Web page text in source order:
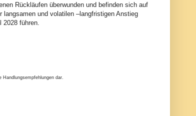
Rückläufen überwunden und befinden sich auf
und volatilen –langfristigen Anstieg
führen.
dar.